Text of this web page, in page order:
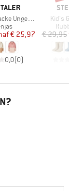
Ungefüttert
prijs
€ 25,97
0,0(0)
Artikel
Kid's
€ 29,95